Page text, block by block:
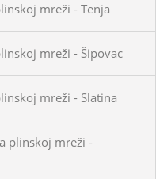
mreži - Tenja
mreži - Šipovac
mreži - Slatina
plinskoj mreži -